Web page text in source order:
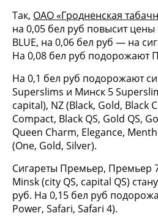
Так, ОАО «Гродненская
на 0,05 бел руб повысит
BLUE, на 0,06 бел руб — на
На 0,08 бел руб подорожают
На 0,1 бел руб подорожают
Superslims и Минск 5
capital), NZ (Black, Gold, Black
Compact, Black QS, Gold QS,
Queen Charm, Elegance,
(One, Gold, Silver).
Сигареты Премьер, Премьер
Minsk (city QS, capital QS)
руб. На 0,15 бел руб
Power, Safari, Safari 4).